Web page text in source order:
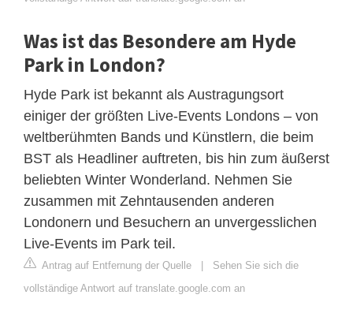
Was ist das Besondere am Hyde
Park in London?
Hyde Park ist bekannt als Austragungsort
einiger der größten Live-Events Londons – von
weltberühmten Bands und Künstlern, die beim
BST als Headliner auftreten, bis hin zum äußerst
beliebten Winter Wonderland. Nehmen Sie
zusammen mit Zehntausenden anderen
Londonern und Besuchern an unvergesslichen
Live-Events im Park teil.
Antrag auf Entfernung der Quelle | Sehen Sie sich die
vollständige Antwort auf translate.google.com an